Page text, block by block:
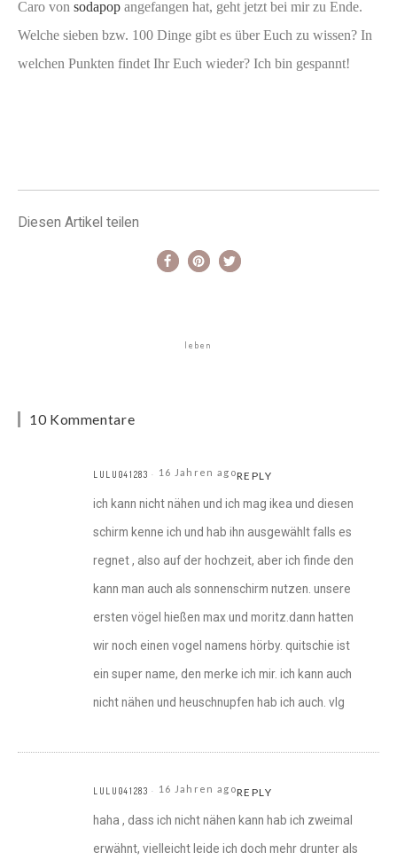
Caro von sodapop angefangen hat, geht jetzt bei mir zu Ende.
Welche sieben bzw. 100 Dinge gibt es über Euch zu wissen? In
welchen Punkten findet Ihr Euch wieder? Ich bin gespannt!
Diesen Artikel teilen
leben
10 Kommentare
LULU041283 16 Jahren agoREPLY
ich kann nicht nähen und ich mag ikea und diesen
schirm kenne ich und hab ihn ausgewählt falls es
regnet , also auf der hochzeit, aber ich finde den
kann man auch als sonnenschirm nutzen. unsere
ersten vögel hießen max und moritz.dann hatten
wir noch einen vogel namens hörby. quitschie ist
ein super name, den merke ich mir. ich kann auch
nicht nähen und heuschnupfen hab ich auch. vlg
LULU041283 16 Jahren agoREPLY
haha , dass ich nicht nähen kann hab ich zweimal
erwähnt, vielleicht leide ich doch mehr drunter als